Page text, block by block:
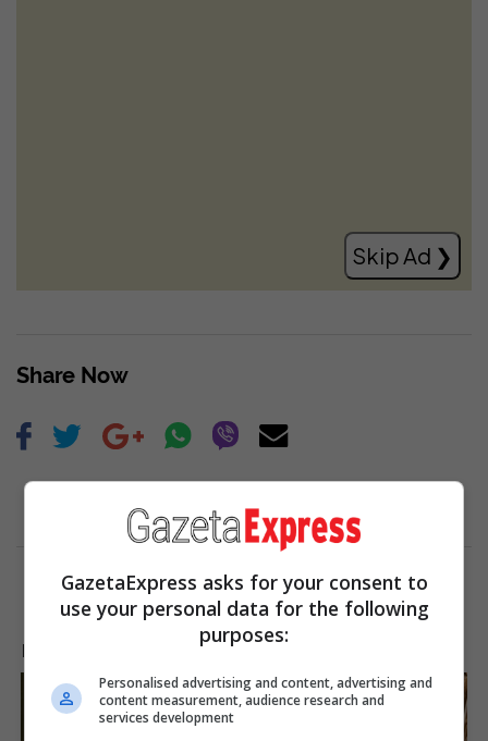
Skip Ad ❯
Share Now
LAJME NGA INTERNETI
GazetaExpress asks for your consent to
use your personal data for the following
purposes:
Personalised advertising and content, advertising and
content measurement, audience research and
services development